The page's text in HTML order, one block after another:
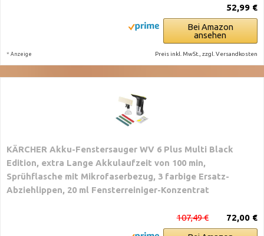
52,99 €
Bei Amazon
ansehen
* Anzeige Preis inkl. MwSt., zzgl. Versandkosten
KÄRCHER Akku-Fenstersauger WV 6 Plus Multi Black
Edition, extra Lange Akkulaufzeit von 100 min,
Sprühflasche mit Mikrofaserbezug, 3 farbige Ersatz-
Abziehlippen, 20 ml Fensterreiniger-Konzentrat
72,00 €
107,49 €